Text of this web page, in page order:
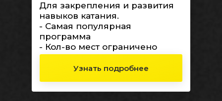
Для закрепления и развития
навыков катания.
- Самая популярная
программа
- Кол-во мест ограничено
Узнать подробнее